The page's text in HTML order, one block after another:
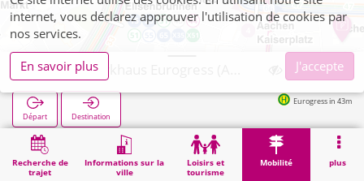
Recherche de
trajet
Informations sur la
ville
Loisirs et
tourisme
Mobilité plus
Départ Destination
Eurogress in 43m
Démarrage APAG-Parkings Aachen, Parkhaus Eurogress (APAG)
internet, vous déclarez approuver l'utilisation de cookies par
nos services.
En savoir plus
J'accepte